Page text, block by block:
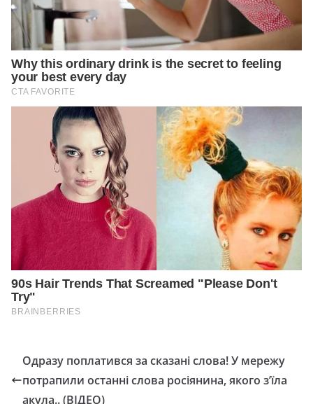
Одразу поплатився за сказані слова! У мережу
потрапили останні слова росіянина, якого з’їла
акула.. (ВІДЕО)